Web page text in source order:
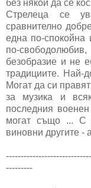
без някой да се
Стрелеца се
сравнително
една по-спокойна
по-
безобразие и не
традициите. Най-
Могат да си
за музика и
последния
могат също ... С
виновни другите -
---------